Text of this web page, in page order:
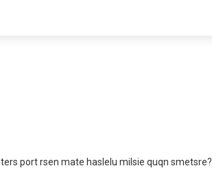
port rsen mate haslelu milsie quqn smetsre?